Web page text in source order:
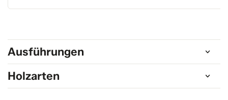
Ausführungen
Holzarten